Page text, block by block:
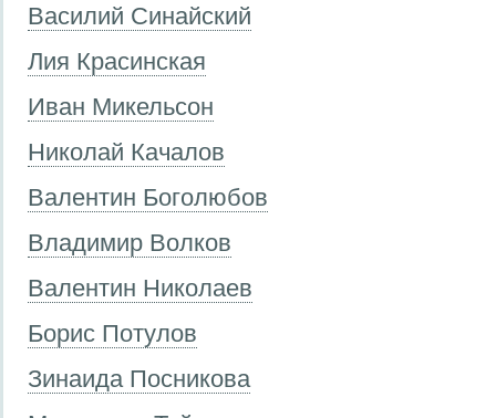
Василий Синайский
Лия Красинская
Иван Микельсон
Николай Качалов
Валентин Боголюбов
Владимир Волков
Валентин Николаев
Борис Потулов
Зинаида Посникова